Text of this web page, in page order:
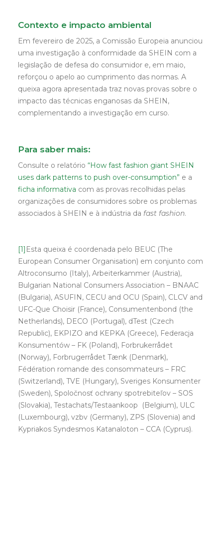
Contexto e impacto ambiental
Em fevereiro de 2025, a Comissão Europeia anunciou
uma investigação à conformidade da SHEIN com a
legislação de defesa do consumidor e, em maio,
reforçou o apelo ao cumprimento das normas. A
queixa agora apresentada traz novas provas sobre o
impacto das técnicas enganosas da SHEIN,
complementando a investigação em curso.
Para saber mais:
Consulte o relatório “How fast fashion giant SHEIN
uses dark patterns to push over-consumption” e a
ficha informativa com as provas recolhidas pelas
organizações de consumidores sobre os problemas
associados à SHEIN e à indústria da fast fashion.
[1] Esta queixa é coordenada pelo BEUC (The
European Consumer Organisation) em conjunto com
Altroconsumo (Italy), Arbeiterkammer (Austria),
Bulgarian National Consumers Association – BNAAC
(Bulgaria), ASUFIN, CECU and OCU (Spain), CLCV and
UFC-Que Choisir (France), Consumentenbond (the
Netherlands), DECO (Portugal), dTest (Czech
Republic), EKPIZO and KEPKA (Greece), Federacja
Konsumentów – FK (Poland), Forbrukerrådet
(Norway), Forbrugerrådet Tænk (Denmark),
Fédération romande des consommateurs – FRC
(Switzerland), TVE (Hungary), Sveriges Konsumenter
(Sweden), Spoločnosť ochrany spotrebiteľov – SOS
(Slovakia), Testachats/Testaankoop (Belgium), ULC
(Luxembourg), vzbv (Germany), ZPS (Slovenia) and
Kypriakos Syndesmos Katanaloton – CCA (Cyprus).